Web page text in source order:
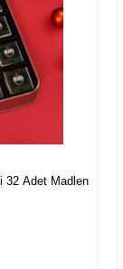
32 Adet Madlen